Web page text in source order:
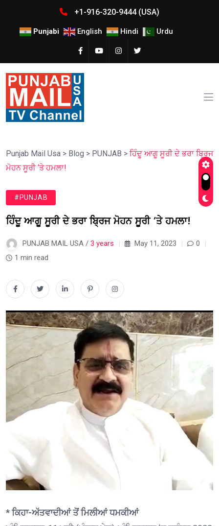
+1-916-320-9444 (USA)
Punjabi English Hindi Urdu
Punjab Mail Usa > Blog > PUNJAB > ਹਿੰਦੂ ਆਗੂ ਸੂਰੀ ਦੇ ਭਰਾ ਬ੍ਰਿਜ
ਮੋਹਨ ਸੂਰੀ ‘ਤੇ ਹਮਲਾ!
#PUNJAB
ਹਿੰਦੂ ਆਗੂ ਸੂਰੀ ਦੇ ਭਰਾ ਬ੍ਰਿਜ ਮੋਹਨ ਸੂਰੀ ‘ਤੇ ਹਮਲਾ!
PUNJAB MAIL USA / 3 years May 11, 2023
0
1 min read
* ਕਿਹਾ-ਅੱਤਵਾਦੀਆਂ ਤੋਂ ਮਿਲੀਆਂ ਧਮਕੀਆਂ